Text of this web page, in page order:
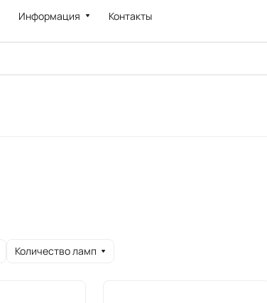
Информация Контакты
Количество ламп